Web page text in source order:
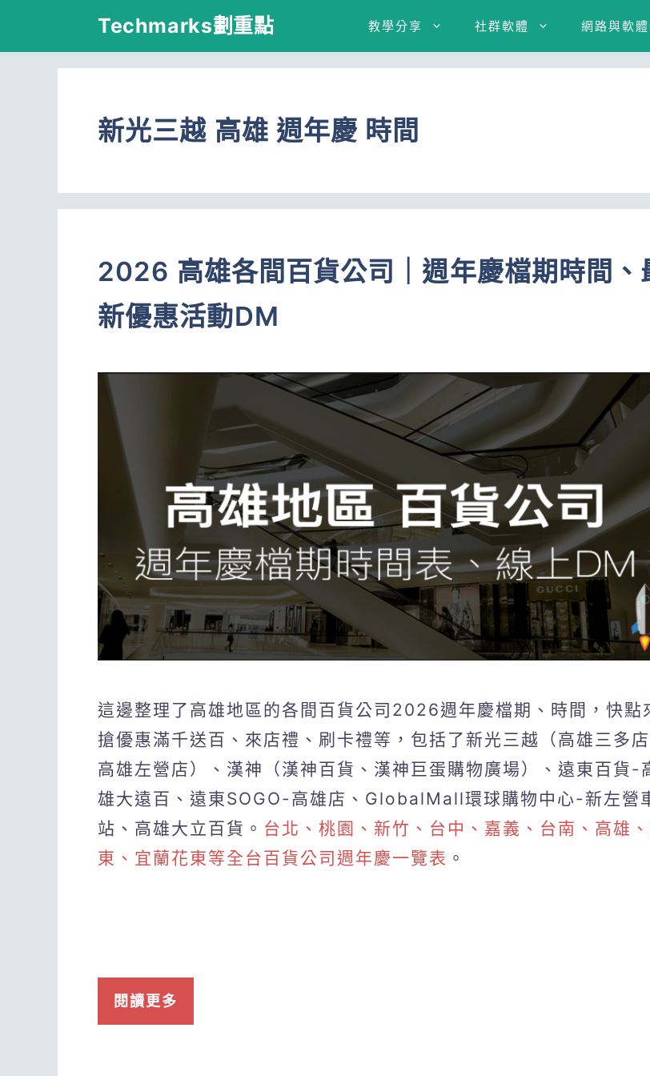
Techmarks劃重點 教學分享 社群軟體 網路與軟
新光三越 高雄 週年慶 時間
2026 高雄各間百貨公司｜週年慶檔期時間、
新優惠活動DM
這邊整理了高雄地區的各間百貨公司2026週年慶檔期、時間，快點
搶優惠滿千送百、來店禮、刷卡禮等，包括了新光三越（高雄三多店
高雄左營店）、漢神（漢神百貨、漢神巨蛋購物廣場）、遠東百貨-
雄大遠百、遠東SOGO-高雄店、GlobalMall環球購物中心-新左營
站、高雄大立百貨。 台北、桃園、新竹、台中、嘉義、台南、高雄
東、宜蘭花東等全台百貨公司週年慶一覽表 。
閱讀更多